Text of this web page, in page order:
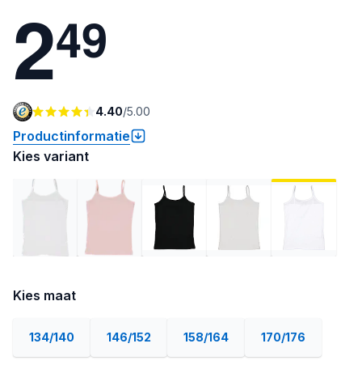
249
4.40/5.00
Productinformatie
Kies variant
Kies maat
134/140 146/152 158/164 170/176